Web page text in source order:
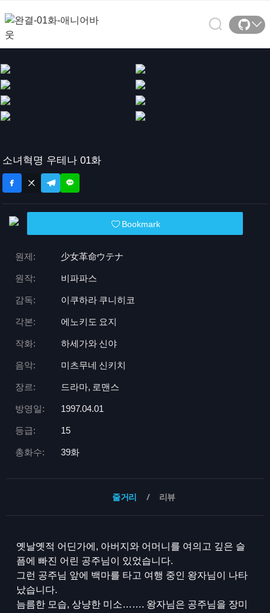
소녀혁명 우테나 01화
Bookmark
원제: 少女革命ウテナ
원작: 비파파스
감독: 이쿠하라 쿠니히코
각본: 에노키도 요지
작화: 하세가와 신야
음악: 미츠무네 신키치
장르: 드라마, 로맨스
방영일: 1997.04.01
등급: 15
총화수: 39화
줄거리 리뷰
옛날옛적 어딘가에, 아버지와 어머니를 여의고 깊은 슬
픔에 빠진 어린 공주님이 있었습니다.
그런 공주님 앞에 백마를 타고 여행 중인 왕자님이 나타
났습니다.
늠름한 모습, 상냥한 미소……. 왕자님은 공주님을 장미